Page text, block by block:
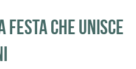
FESTA CHE UNISCE